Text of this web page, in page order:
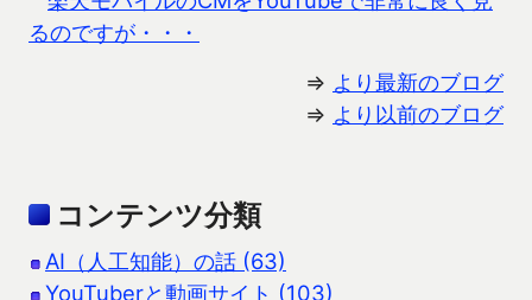
るのですが・・・
⇒ より最新のブログ
⇒ より以前のブログ
コンテンツ分類
AI（人工知能）の話 (63)
YouTuberと動画サイト (103)